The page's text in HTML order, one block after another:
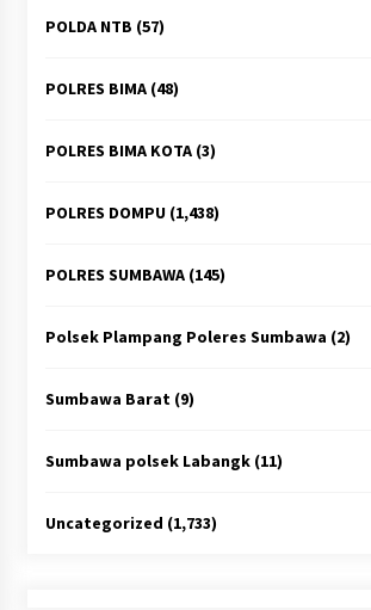
POLDA NTB (57)
POLRES BIMA(48)
POLRES BIMA KOTA(3)
POLRES DOMPU(1,438)
POLRES SUMBAWA(145)
Polsek Plampang Poleres Sumbawa (2)
Sumbawa Barat(9)
Sumbawa polsek Labangk(11)
Uncategorized (1,733)